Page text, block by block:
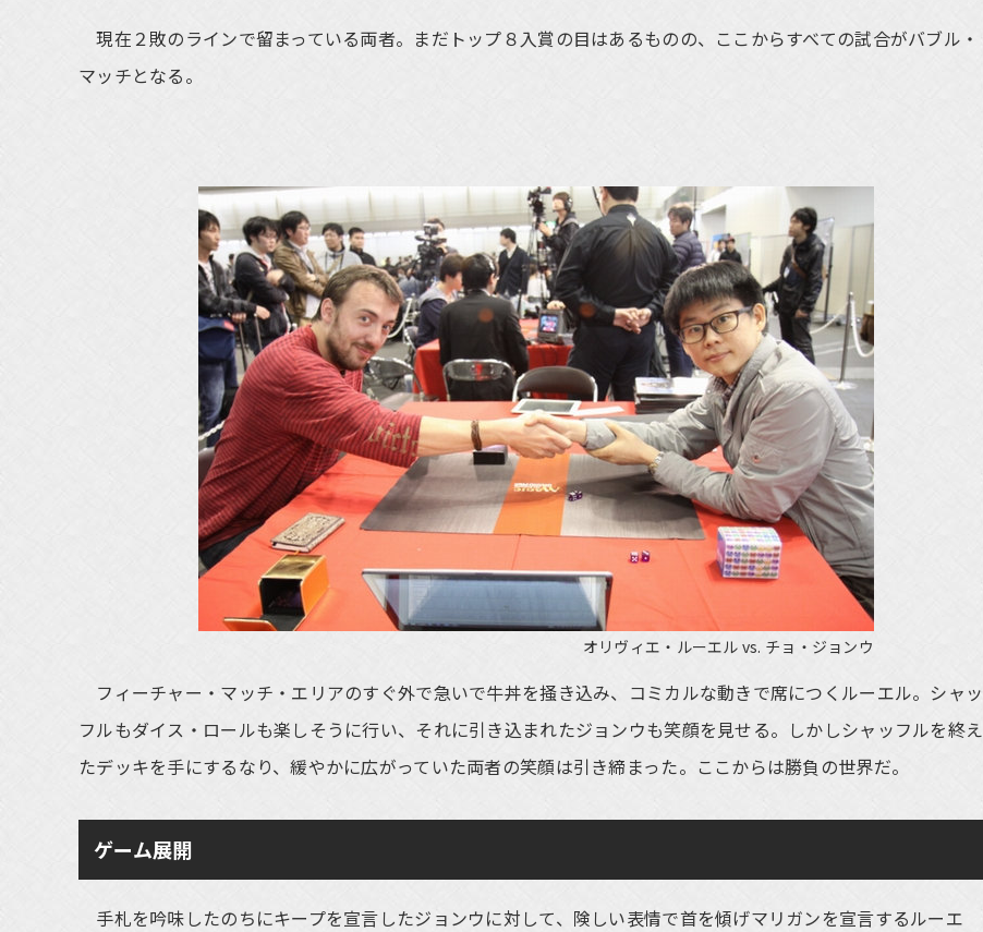
現在２敗のラインで留まっている両者。まだトップ８入賞の目はあるものの、ここからすべての試合がバブル・
マッチとなる。
オリヴィエ・ルーエル vs. チョ・ジョンウ
フィーチャー・マッチ・エリアのすぐ外で急いで牛丼を掻き込み、コミカルな動きで席につくルーエル。シャッ
フルもダイス・ロールも楽しそうに行い、それに引き込まれたジョンウも笑顔を見せる。しかしシャッフルを終え
たデッキを手にするなり、緩やかに広がっていた両者の笑顔は引き締まった。ここからは勝負の世界だ。
ゲーム展開
手札を吟味したのちにキープを宣言したジョンウに対して、険しい表情で首を傾げマリガンを宣言するルーエ